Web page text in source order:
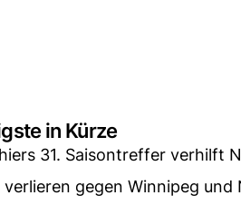
in Kürze
31. Saisontreffer verhilft
verlieren gegen Winnipeg